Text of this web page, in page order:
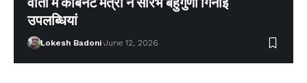
उपलब्धियां
Lokesh Badoni June 12, 2026